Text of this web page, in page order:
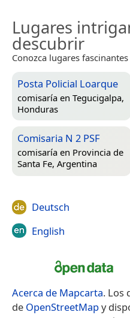
Lugares
descubrir
Conozca lugares
Posta Policial Loarque
comisaría en Tegucigalpa,
Honduras
Comisaria N 2 PSF
comisaría en Provincia de
Santa Fe, Argentina
Deutsch
English
Acerca de Mapcarta. Los
de OpenStreetMapy